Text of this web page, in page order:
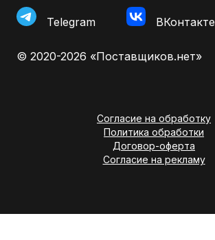
Telegram ВКонтакте
© 2020-2026 «Поставщиков.нет»
Согласие на обработку
Политика обработки
Договор-оферта
Согласие на рекламу